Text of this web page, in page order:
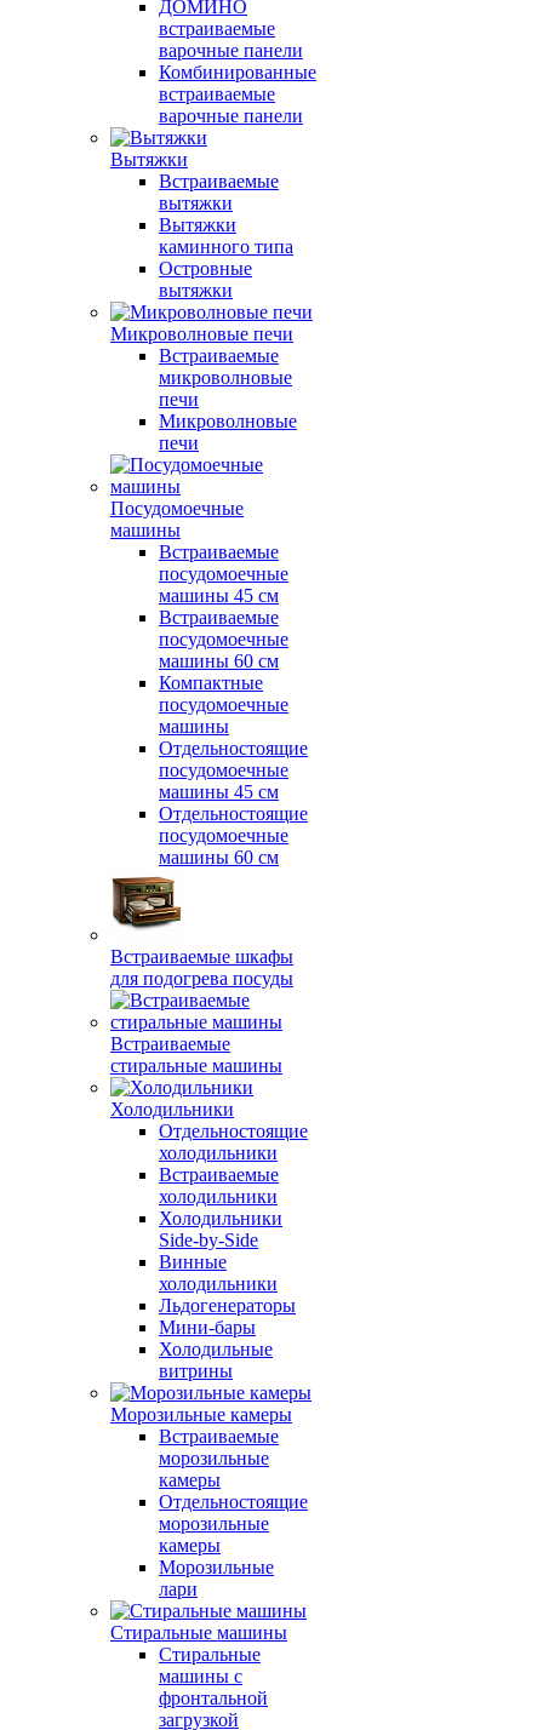
ДОМИНО
встраиваемые
варочные панели
Комбинированные
встраиваемые
варочные панели
Вытяжки
Встраиваемые
вытяжки
Вытяжки
каминного типа
Островные
вытяжки
Микроволновые печи
Встраиваемые
микроволновые
печи
Микроволновые
печи
Посудомоечные
машины
Встраиваемые
посудомоечные
машины 45 см
Встраиваемые
посудомоечные
машины 60 см
Компактные
посудомоечные
машины
Отдельностоящие
посудомоечные
машины 45 см
Отдельностоящие
посудомоечные
машины 60 см
Встраиваемые шкафы
для подогрева посуды
Встраиваемые
стиральные машины
Холодильники
Отдельностоящие
холодильники
Встраиваемые
холодильники
Холодильники
Side-by-Side
Винные
холодильники
Льдогенераторы
Мини-бары
Холодильные
витрины
Морозильные камеры
Встраиваемые
морозильные
камеры
Отдельностоящие
морозильные
камеры
Морозильные
лари
Стиральные машины
Стиральные
машины с
фронтальной
загрузкой